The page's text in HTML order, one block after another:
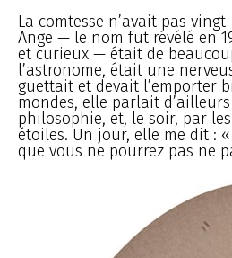
La comtesse n’avait pas
Ange — le nom fut révélé en
et curieux — était de
l’astronome, était une
guettait et devait l’emporter
mondes, elle parlait
philosophie, et, le soir, par
étoiles. Un jour, elle me dit :
que vous ne pourrez pas ne